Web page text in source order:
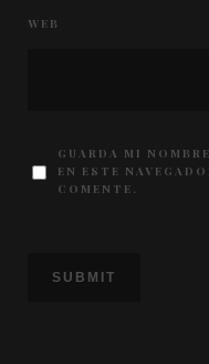
WEB
GUARDA MI
EN ESTE
COMENTE.